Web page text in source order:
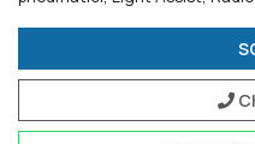
Ruota di scorta di dimensioni
panoramico ad azionamento